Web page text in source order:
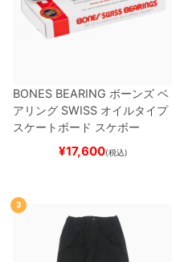
BONES BEARING ボーンズ ベ
アリング SWISS オイルタイプ
スケートボード スケボー
¥17,600(税込)
3